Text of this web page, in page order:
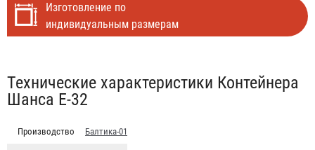
Изготовление по
индивидуальным размерам
Табы
Технические характеристики Контейнера
Шанса Е-32
Производство Балтика-01